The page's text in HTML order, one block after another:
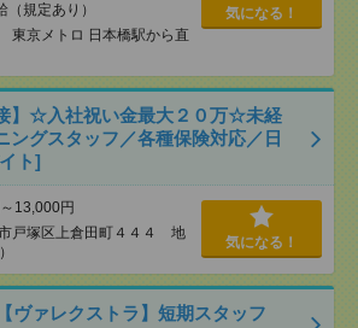
規定あり）
東京メトロ 日本橋駅から直
気になる！
】☆入社祝い金最大２０万☆未経
ングスタッフ／各種保険対応／日
ト]
13,000円
戸塚区上倉田町４４４ 地
気になる！
ヴァレクストラ】短期スタッフ